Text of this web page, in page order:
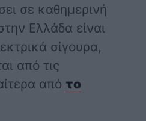
σε καθημερινή
Ελλάδα είναι
σίγουρα,
από τις
από το